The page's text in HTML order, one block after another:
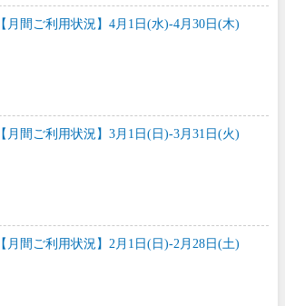
【月間ご利用状況】4月1日(水)-4月30日(木)
【月間ご利用状況】3月1日(日)-3月31日(火)
【月間ご利用状況】2月1日(日)-2月28日(土)